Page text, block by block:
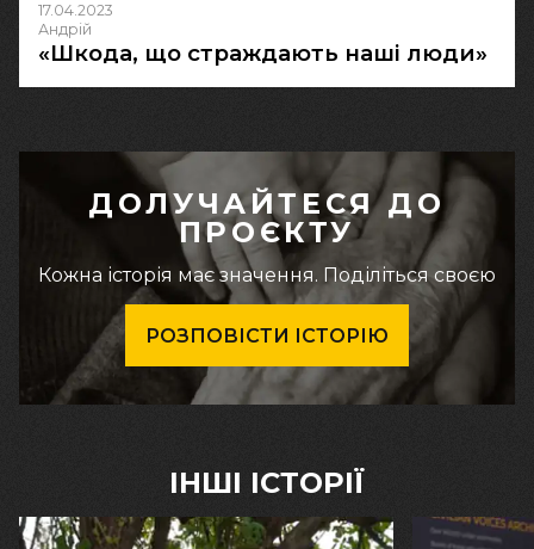
17.04.2023
Андрій
«Шкода, що страждають наші люди»
ДОЛУЧАЙТЕСЯ ДО
ПРОЄКТУ
Кожна історія має значення. Поділіться своєю
РОЗПОВІСТИ ІСТОРІЮ
ІНШІ ІСТОРІЇ